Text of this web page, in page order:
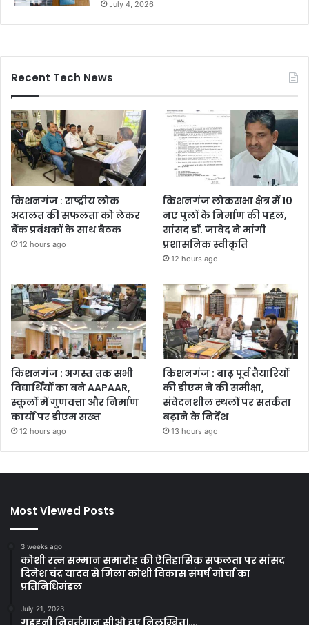
July 4, 2026
Recent Tech News
किशनगंज : राष्ट्रीय लोक
अदालत की सफलता को लेकर
बैंक प्रबंधकों के साथ बैठक
12 hours ago
किशनगंज लोकसभा क्षेत्र में 10
नए पुलों के निर्माण की पहल,
सांसद डॉ. जावेद ने मांगी
प्रशासनिक स्वीकृति
12 hours ago
किशनगंज : अगस्त तक सभी
विद्यार्थियों का बने AAPAAR,
स्कूलों में गुणवत्ता और निर्माण
कार्यों पर डीएम सख्त
12 hours ago
किशनगंज : बाढ़ पूर्व तैयारियों
की डीएम ने की समीक्षा,
संवेदनशील स्थलों पर सतर्कता
बढ़ाने के निर्देश
13 hours ago
Most Viewed Posts
3 weeks ago
कोशी रत्न सम्मान समारोह की ऐतिहासिक सफलता पर सांसद
दिनेश चंद्र यादव से मिला कोशी विकास संघर्ष मोर्चा का
प्रतिनिधिमंडल
July 21, 2023
गडहनी निवर्तमान सीओ हुए निलम्बित।….